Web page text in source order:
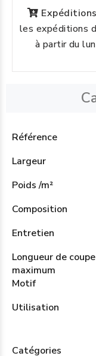
les expéditions
à partir du
Référence
Largeur
Poids /m²
Composition
Entretien
Longueur de coupe
maximum
Motif
Utilisation
Catégories